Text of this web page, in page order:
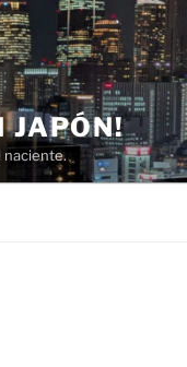
JAPÓN!
naciente.